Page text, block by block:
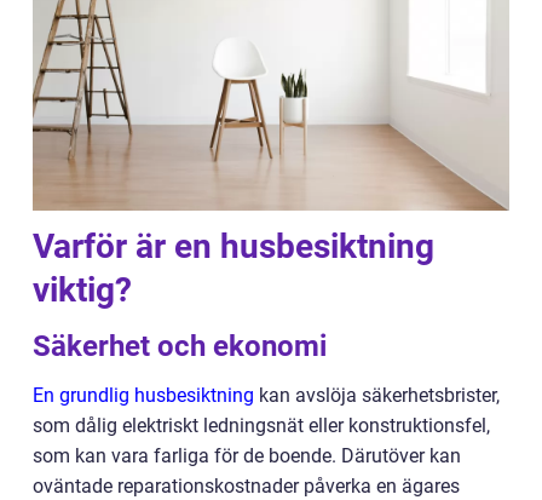
Varför är en husbesiktning
viktig?
Säkerhet och ekonomi
En grundlig husbesiktning kan avslöja säkerhetsbrister,
som dålig elektriskt ledningsnät eller konstruktionsfel,
som kan vara farliga för de boende. Därutöver kan
oväntade reparationskostnader påverka en ägares